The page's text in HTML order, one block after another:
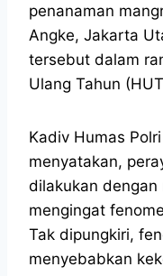
penanaman
Angke, Jakarta
tersebut dalam
Ulang Tahun
Kadiv Humas
menyatakan,
dilakukan dengan
mengingat
Tak dipungkiri,
menyebabkan